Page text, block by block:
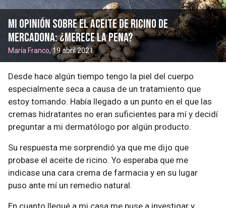
Mi opinión sobre el aceite de ricino de
Mercadona: ¿merece la pena?
María Franco, 19 abril 2021
Desde hace algún tiempo tengo la piel del cuerpo
especialmente seca a causa de un tratamiento que
estoy tomando. Había llegado a un punto en el que las
cremas hidratantes no eran suficientes para mí y decidí
preguntar a mi dermatólogo por algún producto.
Su respuesta me sorprendió ya que me dijo que
probase el aceite de ricino. Yo esperaba que me
indicase una cara crema de farmacia y en su lugar
puso ante mí un remedio natural.
En cuanto llegué a mi casa me puse a investigar y